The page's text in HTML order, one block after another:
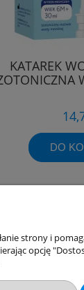
KATAREK
DO
zakupów
strony i
opcję